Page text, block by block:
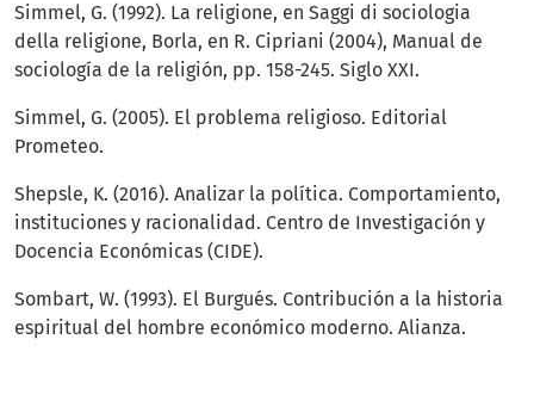
Simmel, G. (1992). La religione, en Saggi di sociologia
della religione, Borla, en R. Cipriani (2004), Manual de
sociología de la religión, pp. 158-245. Siglo XXI.
Simmel, G. (2005). El problema religioso. Editorial
Prometeo.
Shepsle, K. (2016). Analizar la política. Comportamiento,
instituciones y racionalidad. Centro de Investigación y
Docencia Económicas (CIDE).
Sombart, W. (1993). El Burgués. Contribución a la historia
espiritual del hombre económico moderno. Alianza.